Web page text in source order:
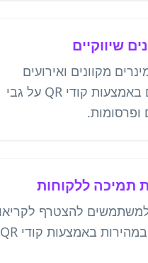
שיווקיים
מקוונים ואירועים
מקוונים באמצעות קודי QR על גבי
ופרסומות.
תמיכה ללקוחות
להצטרף
תמיכה במהירות באמצעות קודי QR